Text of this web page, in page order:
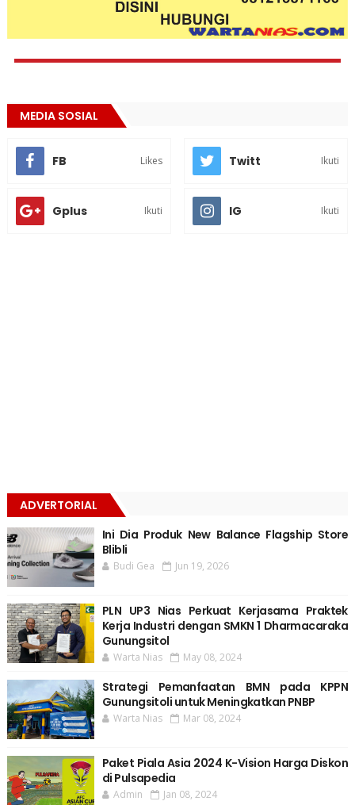
MEDIA SOSIAL
FB Likes Twitt Ikuti
Gplus Ikuti IG Ikuti
ADVERTORIAL
Ini Dia Produk New Balance Flagship Store
Blibli
Budi Gea Jun 19, 2026
PLN UP3 Nias Perkuat Kerjasama Praktek
Kerja Industri dengan SMKN 1 Dharmacaraka
Gunungsitol
Warta Nias May 08, 2024
Strategi Pemanfaatan BMN pada KPPN
Gunungsitoli untuk Meningkatkan PNBP
Warta Nias Mar 08, 2024
Paket Piala Asia 2024 K-Vision Harga Diskon
di Pulsapedia
Admin Jan 08, 2024